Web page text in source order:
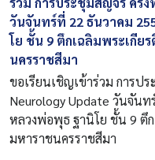
วันจันทร์ที่ 22 ธันวาคม
โย ชั้น 9 ตึกเฉลิมพระเกีย
นครราชสีมา
ขอเรียนเชิญเข้าร่วม การป
Neurology Update วันจัน
หลวงพ่อพุธ ฐานิโย ชั้น 9 ตึ
มหาราชนครราชสีมา